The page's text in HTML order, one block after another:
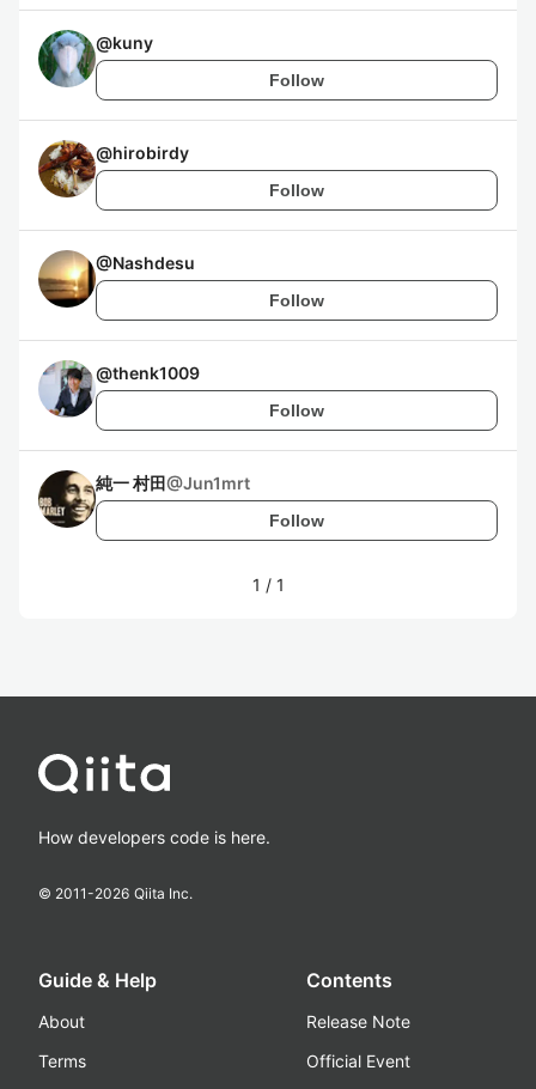
@kuny
Follow
@hirobirdy
Follow
@Nashdesu
Follow
@thenk1009
Follow
純一 村田@Jun1mrt
Follow
1 / 1
How developers code is here.
© 2011-2026 Qiita Inc.
Guide & Help
About
Terms
Contents
Release Note
Official Event